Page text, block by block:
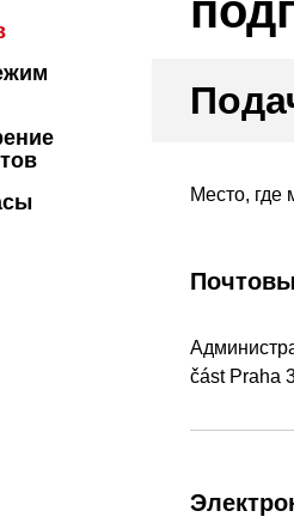
Место, где
část Praha